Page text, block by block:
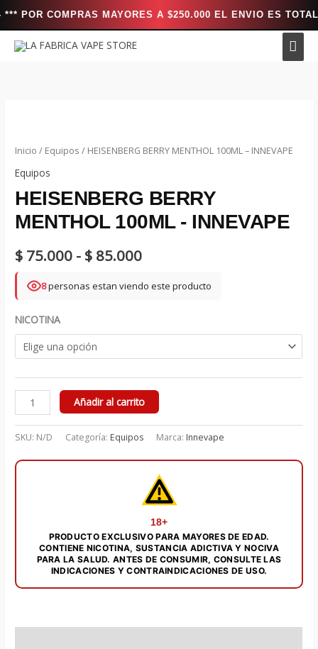
COMPRAS MAYORES A $250.000 EL ENVIO ES
Inicio / Equipos / HEISENBERG BERRY MENTHOL 100ML – INNEVAPE
Equipos
HEISENBERG BERRY
MENTHOL 100ML - INNEVAPE
$ 75.000 - $ 85.000Rango
de
desde
$ 75.000
hasta
$ 85.000
8personas estan viendo este producto
NICOTINA
HEISENBERG
BERRY
MENTHOL
-
Añadir al carrito
SKU: N/D Categoría: Equipos Marca: Innevape
18+
PRODUCTO EXCLUSIVO PARA MAYORES DE EDAD.
CONTIENE NICOTINA, SUSTANCIA ADICTIVA Y NOCIVA
PARA LA SALUD. ANTES DE CONSUMIR, CONSULTE LAS
INDICACIONES Y CONTRAINDICACIONES DE USO.